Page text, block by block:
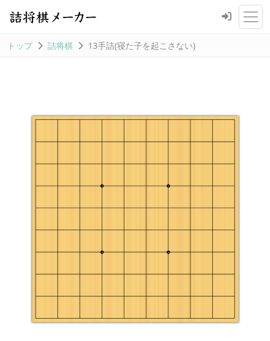
トップ 詰将棋 13手詰(寝た子を起こさない)